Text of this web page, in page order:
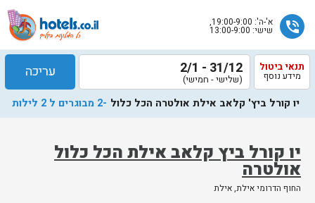
phone_in_talk א'-ה': 19:00-9:00,
שישי: 13:00-9:00
יו קורל ביץ קלאב אילת הכל כלול
אולטרה
החוף הדרומי אילת, אילת
תנאי ביטול
מידע נוסף 31/12 - 2/1
(שלישי - חמישי) עריכה
יו קורל ביץ' קלאב אילת אולטרה הכל כלול -2 מבוגרים ל 2 לילות
שלח